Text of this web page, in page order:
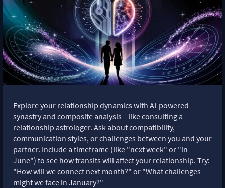
Explore your relationship dynamics with AI-powered
synastry and composite analysis—like consulting a
relationship astrologer. Ask about compatibility,
communication styles, or challenges between you and your
partner. Include a timeframe (like "next week" or "in
June") to see how transits will affect your relationship. Try:
"How will we connect next month?" or "What challenges
might we face in January?"